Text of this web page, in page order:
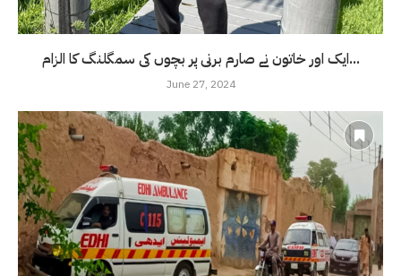
ایک اور خاتون نے صارم برنی پر بچوں کی سمگلنگ کا الزام...
June 27, 2024